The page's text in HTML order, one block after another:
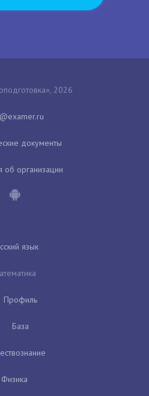
2026
документы
об организации
язык
Профиль
База
Физика